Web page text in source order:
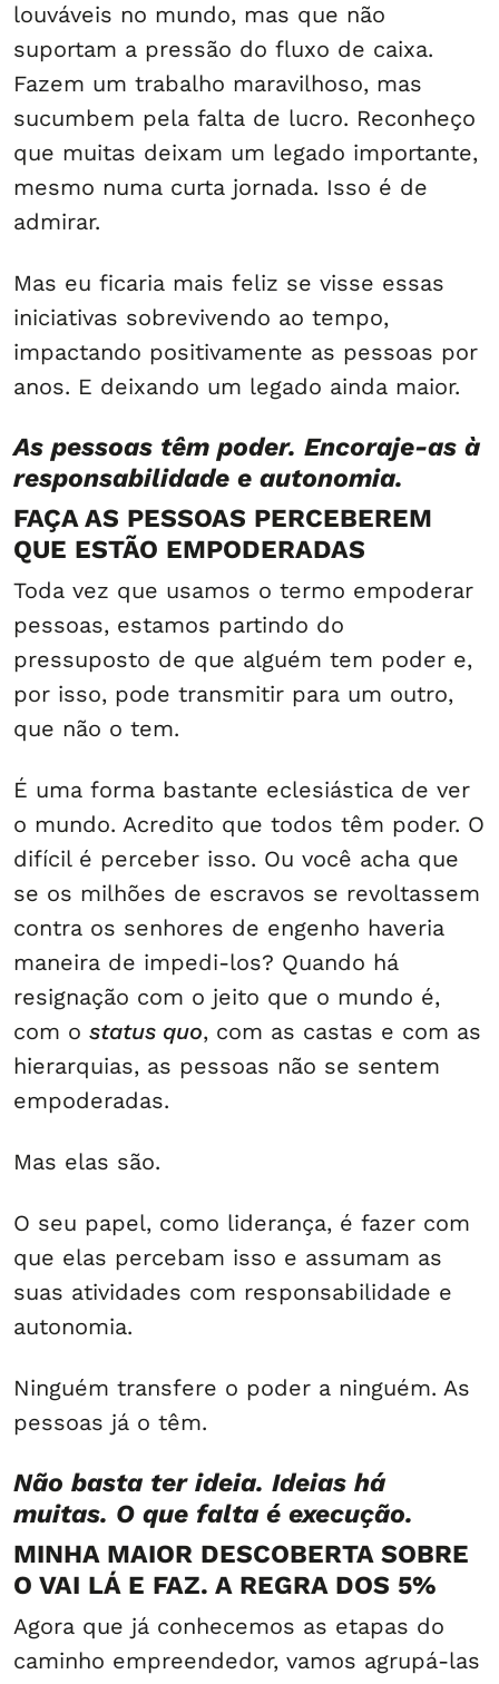
louváveis no mundo, mas que não
suportam a pressão do fluxo de caixa.
Fazem um trabalho maravilhoso, mas
sucumbem pela falta de lucro. Reconheço
que muitas deixam um legado importante,
mesmo numa curta jornada. Isso é de
admirar.
Mas eu ficaria mais feliz se visse essas
iniciativas sobrevivendo ao tempo,
impactando positivamente as pessoas por
anos. E deixando um legado ainda maior.
As pessoas têm poder. Encoraje-as à
responsabilidade e autonomia.
FAÇA AS PESSOAS PERCEBEREM
QUE ESTÃO EMPODERADAS
Toda vez que usamos o termo empoderar
pessoas, estamos partindo do
pressuposto de que alguém tem poder e,
por isso, pode transmitir para um outro,
que não o tem.
É uma forma bastante eclesiástica de ver
o mundo. Acredito que todos têm poder. O
difícil é perceber isso. Ou você acha que
se os milhões de escravos se revoltassem
contra os senhores de engenho haveria
maneira de impedi-los? Quando há
resignação com o jeito que o mundo é,
com o status quo, com as castas e com as
hierarquias, as pessoas não se sentem
empoderadas.
Mas elas são.
O seu papel, como liderança, é fazer com
que elas percebam isso e assumam as
suas atividades com responsabilidade e
autonomia.
Ninguém transfere o poder a ninguém. As
pessoas já o têm.
Não basta ter ideia. Ideias há
muitas. O que falta é execução.
MINHA MAIOR DESCOBERTA SOBRE
O VAI LÁ E FAZ. A REGRA DOS 5%
Agora que já conhecemos as etapas do
caminho empreendedor, vamos agrupá-las